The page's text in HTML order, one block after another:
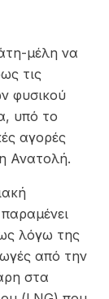
μέλη να
τις
φυσικού
υπό το
αγορές
Ανατολή.
παραμένει
λόγω της
από την
στα